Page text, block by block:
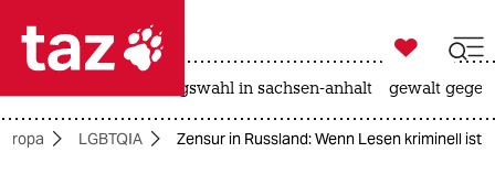
 taz zahl ich
taz zahl ich

taz zahl ich
landtagswahl in sachsen-anhalt gewalt
LGBTQIA Zensur in Russland: Wenn Lesen kriminell ist